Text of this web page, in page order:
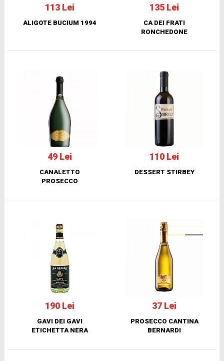
113 Lei
ALIGOTE BUCIUM 1994
135 Lei
CA DEI FRATI
RONCHEDONE
49 Lei
CANALETTO
PROSECCO
110 Lei
DESSERT STIRBEY
190 Lei
GAVI DEI GAVI
ETICHETTA NERA
37 Lei
PROSECCO CANTINA
BERNARDI